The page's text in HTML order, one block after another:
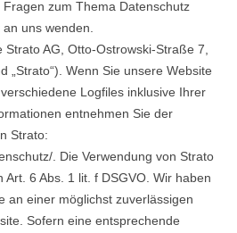
zum Thema Datenschutz
uns wenden.
AG, Otto-Ostrowski-Straße 7,
„Strato“). Wenn Sie unsere Website
Logfiles inklusive Ihrer
entnehmen Sie der
Strato:
. Die Verwendung von Strato
6 Abs. 1 lit. f DSGVO. Wir haben
an einer möglichst zuverlässigen
Sofern eine entsprechende